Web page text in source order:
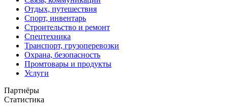
Отдых, путешествия
Спорт, инвентарь
Строительство и ремонт
Спецтехника
Транспорт, грузоперевозки
Охрана, безопасность
Промтовары и продукты
Услуги
Партнёры
Статистика